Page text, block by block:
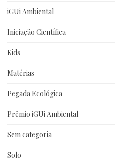
iGUi Ambiental
Iniciação Científica
Kids
Matérias
Pegada Ecológica
Prêmio iGUi Ambiental
Sem categoria
Solo